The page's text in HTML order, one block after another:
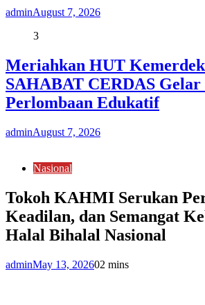
adminAugust 7, 2026
3
Meriahkan HUT
SAHABAT CERDAS Gelar
Perlombaan Edukatif
adminAugust 7, 2026
Nasional
Tokoh KAHMI Serukan
Keadilan, dan Semangat
Halal Bihalal Nasional
adminMay 13, 202602 mins